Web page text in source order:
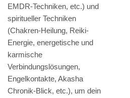
EMDR-Techniken, etc.) und
spiritueller Techniken
(Chakren-Heilung, Reiki-
Energie, energetische und
karmische
Verbindungslösungen,
Engelkontakte, Akasha
Chronik-Blick, etc.), um dein